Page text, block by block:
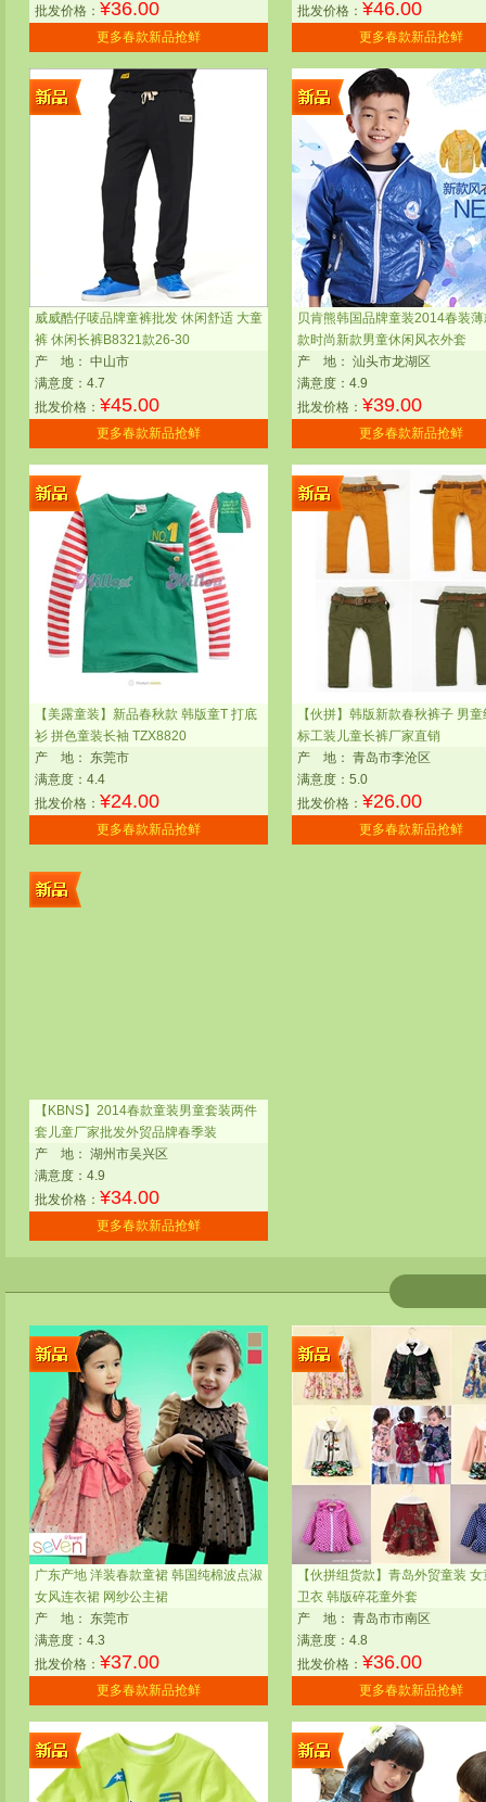
批发价格： ¥36.00
更多春款新品抢鲜
批发价格： ¥46.00
更多春款新品抢鲜
威威酷仔唛品牌童裤批发 休闲舒适 大童
裤 休闲长裤B8321款26-30
产
地： 中山市
满意度：4.7
批发价格： ¥45.00
更多春款新品抢鲜
贝肯熊韩国品牌童装2014春装
款时尚新款男童休闲风衣外套
产
地： 汕头市龙湖区
满意度：4.9
批发价格： ¥39.00
更多春款新品抢鲜
【美露童装】新品春秋款 韩版童T 打底
衫 拼色童装长袖 TZX8820
产
地：
东莞市
满意度：4.4
批发价格： ¥24.00
更多春款新品抢鲜
【伙拼】韩版新款春秋裤子 男
标工装儿童长裤厂家直销
产
地： 青岛市李沧区
满意度：5.0
批发价格： ¥26.00
更多春款新品抢鲜
【KBNS】2014春款童装男童套装两件
套儿童厂家批发外贸品牌春季装
产
地： 湖州市吴兴区
满意度：4.9
批发价格： ¥34.00
更多春款新品抢鲜
广东产地 洋装春款童裙 韩国纯棉波点淑
女风连衣裙 网纱公主裙
产
地：
东莞市
满意度：4.3
批发价格： ¥37.00
更多春款新品抢鲜
【伙拼组货款】青岛外贸童装
卫衣 韩版碎花童外套
产
地： 青岛市市南区
满意度：4.8
批发价格： ¥36.00
更多春款新品抢鲜